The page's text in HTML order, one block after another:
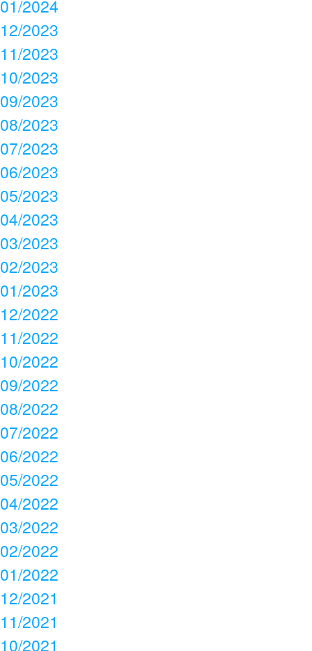
01/2024
12/2023
11/2023
10/2023
09/2023
08/2023
07/2023
06/2023
05/2023
04/2023
03/2023
02/2023
01/2023
12/2022
11/2022
10/2022
09/2022
08/2022
07/2022
06/2022
05/2022
04/2022
03/2022
02/2022
01/2022
12/2021
11/2021
10/2021